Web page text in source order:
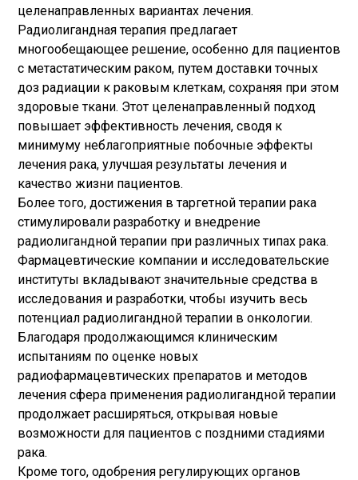
целенаправленных вариантах лечения.
Радиолигандная терапия предлагает
многообещающее решение, особенно для пациентов
с метастатическим раком, путем доставки точных
доз радиации к раковым клеткам, сохраняя при этом
здоровые ткани. Этот целенаправленный подход
повышает эффективность лечения, сводя к
минимуму неблагоприятные побочные эффекты
лечения рака, улучшая результаты лечения и
качество жизни пациентов.
Более того, достижения в таргетной терапии рака
стимулировали разработку и внедрение
радиолигандной терапии при различных типах рака.
Фармацевтические компании и исследовательские
институты вкладывают значительные средства в
исследования и разработки, чтобы изучить весь
потенциал радиолигандной терапии в онкологии.
Благодаря продолжающимся клиническим
испытаниям по оценке новых
радиофармацевтических препаратов и методов
лечения сфера применения радиолигандной терапии
продолжает расширяться, открывая новые
возможности для пациентов с поздними стадиями
рака.
Кроме того, одобрения регулирующих органов